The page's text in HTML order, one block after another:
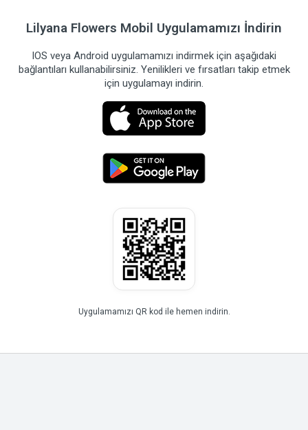
Lilyana Flowers Mobil Uygulamamızı İndirin
IOS veya Android uygulamamızı indirmek için aşağıdaki
bağlantıları kullanabilirsiniz. Yenilikleri ve fırsatları takip etmek
için uygulamayı indirin.
Uygulamamızı QR kod ile hemen indirin.